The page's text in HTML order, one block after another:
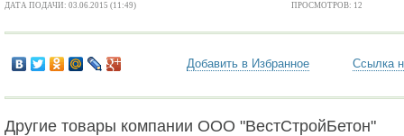
ДАТА ПОДАЧИ: 03.06.2015 (11:49) ПРОСМОТРОВ: 12
Добавить в Избранное Ссылка
Другие товары компании ООО "ВестСтройБетон"